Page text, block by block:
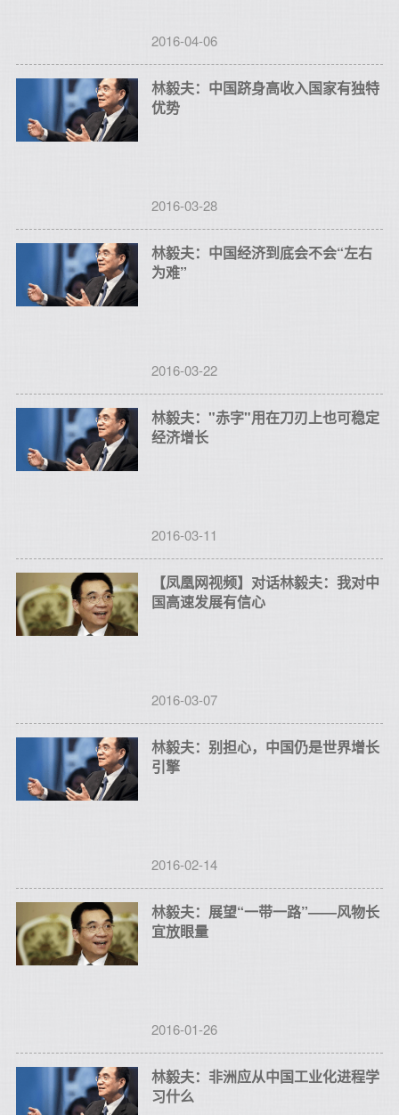
2016-04-06
林毅夫：中国跻身高收入国家有独特
优势
2016-03-28
林毅夫：中国经济到底会不会“左右
为难”
2016-03-22
林毅夫："赤字"用在刀刃上也可稳定
经济增长
2016-03-11
【凤凰网视频】对话林毅夫：我对中
国高速发展有信心
2016-03-07
林毅夫：别担心，中国仍是世界增长
引擎
2016-02-14
林毅夫：展望“一带一路”——风物长
宜放眼量
2016-01-26
林毅夫：非洲应从中国工业化进程学
习什么